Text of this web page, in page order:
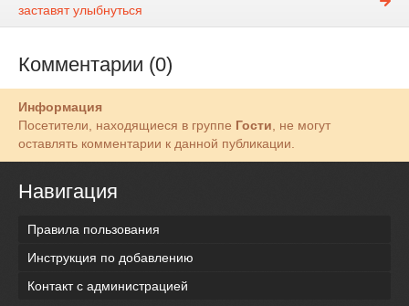
заставят улыбнуться
Комментарии (0)
Информация
Посетители, находящиеся в группе Гости , не могут
оставлять комментарии к данной публикации.
Навигация
Правила пользования
Инструкция по добавлению
Контакт с администрацией